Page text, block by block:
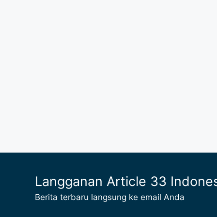
Langganan Article 33
Berita terbaru langsung ke email Anda